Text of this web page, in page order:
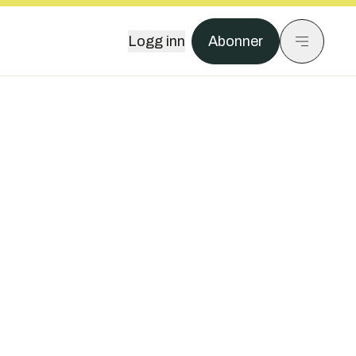
Logg inn Abonner